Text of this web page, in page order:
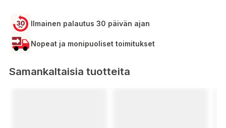
Ilmainen palautus 30 päivän ajan
Nopeat ja monipuoliset toimitukset
Samankaltaisia tuotteita